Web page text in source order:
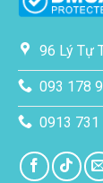
96 Lý Tự
093 178
0913 731